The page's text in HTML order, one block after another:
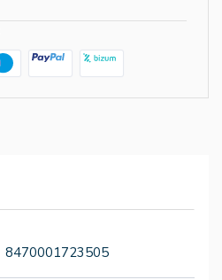
8470001723505